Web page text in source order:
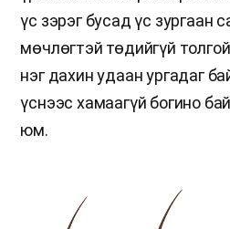
үс зэрэг бусад үс зургаан
мөчлөгтэй төдийгүй
нэг дахин удаан ургадаг
үснээс хамаагүй богино
юм.